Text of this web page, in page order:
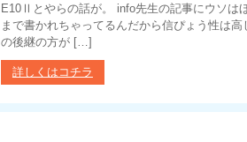
E10Ⅱとやらの話が。 info先生の記事にウソは
まで書かれちゃってるんだから信ぴょう性は
の後継の方が […]
詳しくはコチラ